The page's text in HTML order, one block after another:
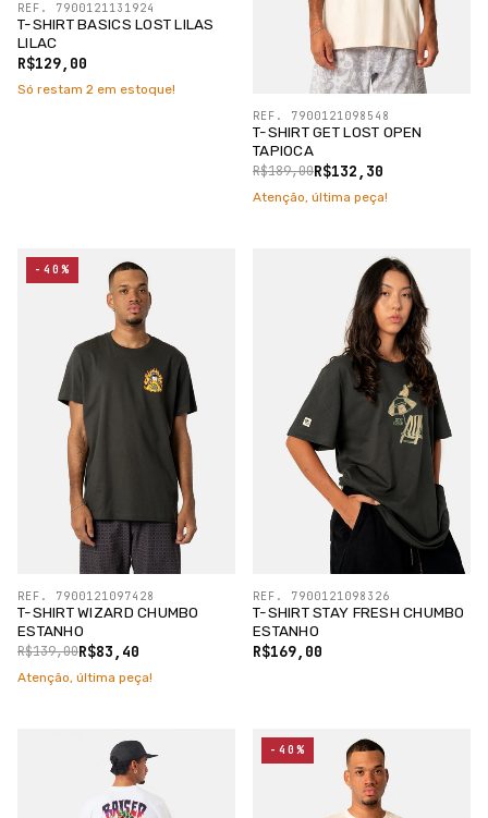
T-SHIRT BASICS LOST LILAS
LILAC
R$129,00
REF. 7900121131924
Só restam 2 em estoque!
T-SHIRT GET LOST OPEN
TAPIOCA
R$132,30
R$189,00
REF. 7900121098548
Atenção, última peça!
T-SHIRT WIZARD CHUMBO
ESTANHO
R$83,40
R$139,00
REF. 7900121097428
-40%
Atenção, última peça!
T-SHIRT STAY FRESH CHUMBO
ESTANHO
R$169,00
REF. 7900121098326
-40%